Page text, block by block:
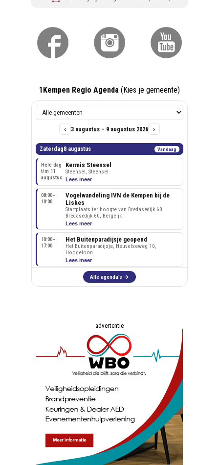
1Kempen Regio Agenda (Kies je gemeente)
advertentie